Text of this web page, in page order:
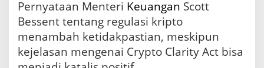
Pernyataan Menteri Keuangan Scott
Bessent tentang regulasi kripto
menambah ketidakpastian, meskipun
kejelasan mengenai Crypto Clarity Act bisa